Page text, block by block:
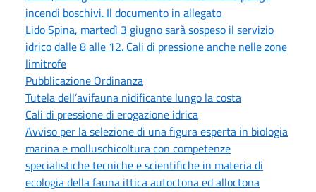
incendi boschivi. Il documento in allegato
Lido Spina, martedì 3 giugno sarà sospeso il servizio
idrico dalle 8 alle 12. Cali di pressione anche nelle zone
limitrofe
Pubblicazione Ordinanza
Tutela dell’avifauna nidificante lungo la costa
Cali di pressione di erogazione idrica
Avviso per la selezione di una figura esperta in biologia
marina e molluschicoltura con competenze
specialistiche tecniche e scientifiche in materia di
ecologia della fauna ittica autoctona ed alloctona